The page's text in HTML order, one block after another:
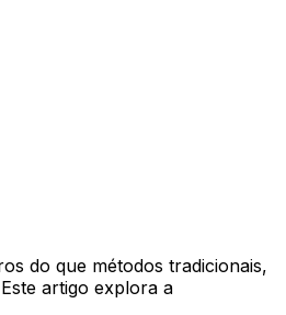
do que métodos tradicionais,
artigo explora a